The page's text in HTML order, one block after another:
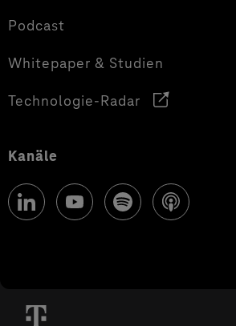
Podcast
Whitepaper & Studien
Technologie-Radar
Kanäle